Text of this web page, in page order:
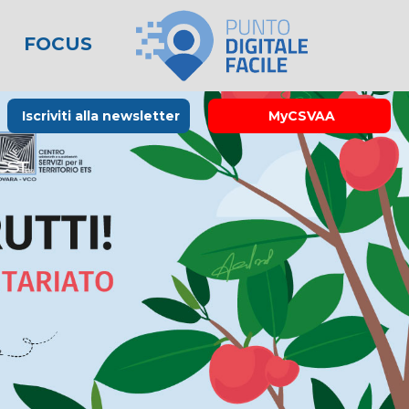
FOCUS
Rubrica La Stampa
Links utili
Iscriviti alla newsletter MyCSVAA